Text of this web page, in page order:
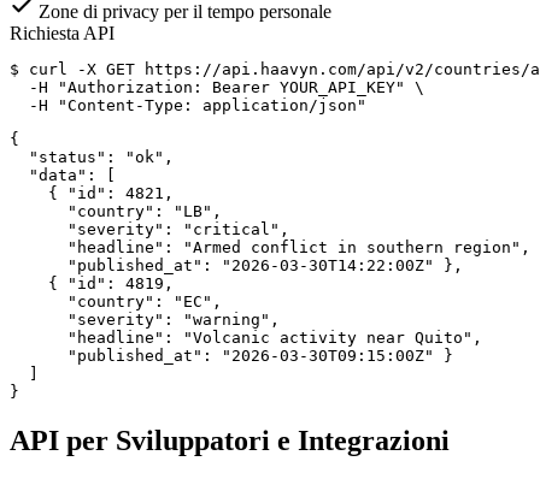
Zone di privacy per il tempo personale
Richiesta API
$ curl -X GET https://api.haavyn.com/api/v2/
  -H
"Authorization: Bearer YOUR_API_KEY"
\
  -H
"Content-Type: application/json"
{
"status" : "ok" ,
"data" : [
    {
"id" : 4821 ,
"country" : "LB" ,
"severity" : "critical" ,
"headline" : "Armed conflict in southern region" ,
"published_at" : "2026-03-30T14:22:00Z"
},
    {
"id" : 4819 ,
"country" : "EC" ,
"severity" : "warning" ,
"headline" : "Volcanic activity near Quito" ,
"published_at" : "2026-03-30T09:15:00Z"
}
}
API per Sviluppatori e Integrazioni